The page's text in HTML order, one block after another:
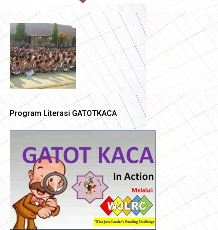
Program Literasi GATOTKACA